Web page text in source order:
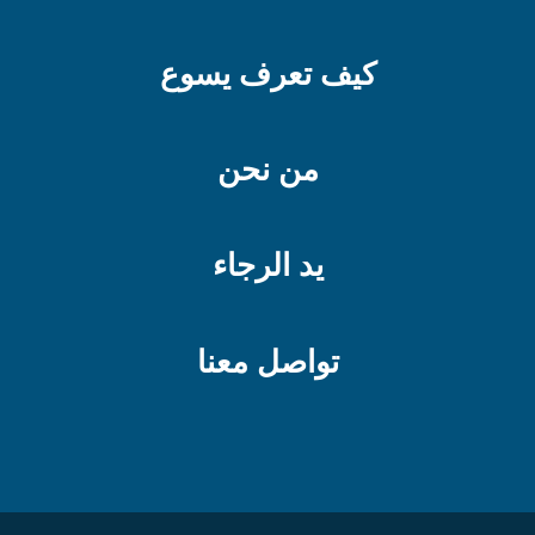
كيف تعرف يسوع
من نحن
يد الرجاء
تواصل معنا